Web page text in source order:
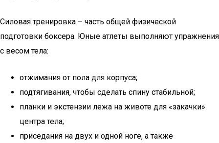
Силовая тренировка – часть общей физической
подготовки боксера. Юные атлеты выполняют упражнения
с весом тела:
отжимания от пола для корпуса;
подтягивания, чтобы сделать спину стабильной;
планки и экстензии лежа на животе для «закачки»
центра тела;
приседания на двух и одной ноге, а также